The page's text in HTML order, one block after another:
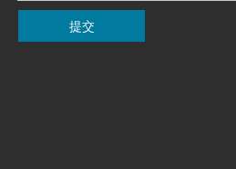
提交